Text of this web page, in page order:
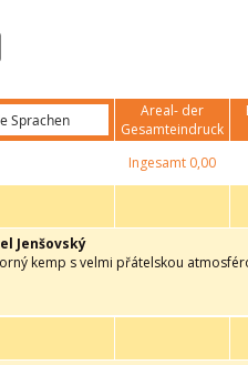
Areal- der
Gesamteindruck
Ingesamt 0,00
Jenšovský
kemp s velmi přátelskou